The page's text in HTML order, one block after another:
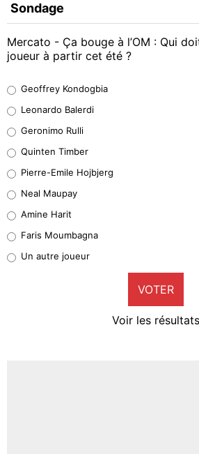
Sondage
Mercato - Ça bouge à l’OM : Qui
joueur à partir cet été ?
38%
32%
5%
1%
9%
Geoffrey Kondogbia
Leonardo Balerdi
Geronimo Rulli
Quinten Timber
Pierre-Emile Hojbjerg
Neal Maupay
Amine Harit
Faris Moumbagna
Un autre joueur
VOTER
Voir les résultats